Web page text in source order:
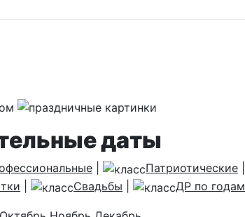
даты
Патриотические
Свадьбы ДР по годам